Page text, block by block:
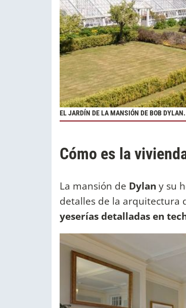
EL JARDÍN DE LA MANSIÓN DE BOB DYLAN.
Cómo es la
La mansión de Dylan y su
detalles de la arquitectura
yeserías detalladas en